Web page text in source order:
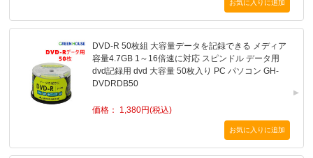
DVD-R 50枚組 大容量データを記録できる メディア
容量4.7GB 1～16倍速に対応 スピンドル データ用
dvd記録用 dvd 大容量 50枚入り PC パソコン GH-
DVDRDB50
価格： 1,380円(税込)